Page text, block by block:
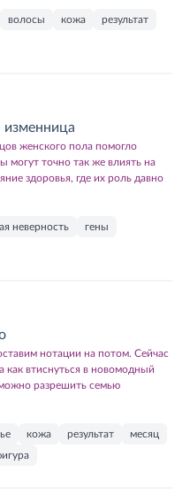
волосы кожа
результат
женского пола помогло
могут точно так же влиять на
здоровья, где их роль давно
неверность
гены
нотации на потом. Сейчас
как втиснуться в новомодный
разрешить семью
кожа результат
месяц